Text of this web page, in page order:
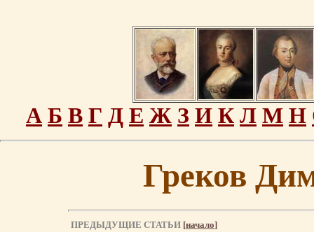
А Б В Г Д Е Ж З И К Л М Н
Греков
ПРЕДЫДУЩИЕ СТАТЬИ [начало]